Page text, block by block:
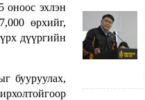
эхлэн
өрхийг,
дүүргийн
бууруулах,